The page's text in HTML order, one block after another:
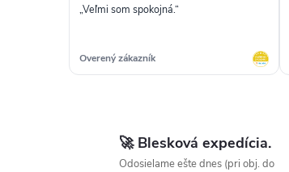
„Veľmi som spokojná.“
Overený zákazník
🚀 Blesková expedícia.
Odosielame ešte dnes (pri obj. do